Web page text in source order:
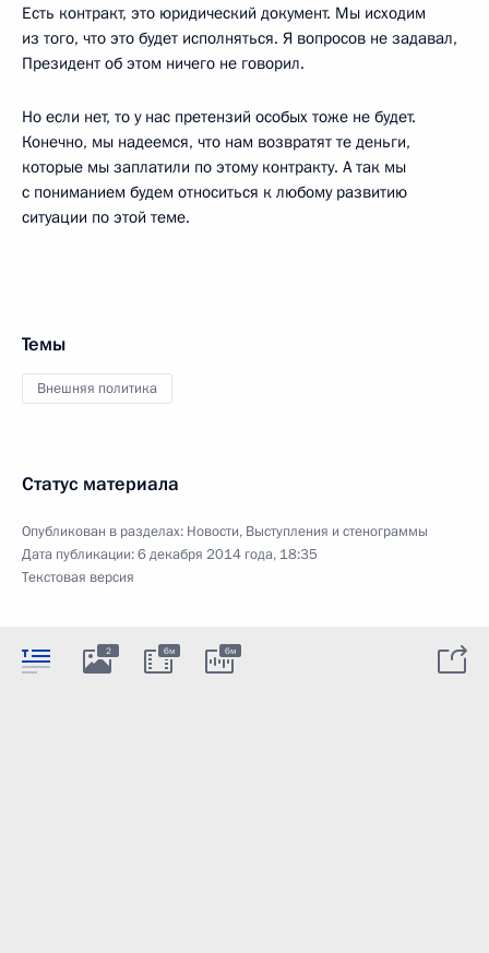
Есть контракт, это юридический документ. Мы исходим
из того, что это будет исполняться. Я вопросов не задавал,
Президент об этом ничего не говорил.
Но если нет, то у нас претензий особых тоже не будет.
Конечно, мы надеемся, что нам возвратят те деньги,
которые мы заплатили по этому контракту. А так мы
с пониманием будем относиться к любому развитию
ситуации по этой теме.
Темы
Внешняя политика
Статус материала
Опубликован в разделах: Новости, Выступления и стенограммы
Дата публикации:6 декабря 2014 года, 18:35
Текстовая версия
2 6м 6м